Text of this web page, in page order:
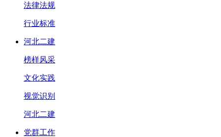
法律法规
行业标准
河北二建
榜样风采
文化实践
视觉识别
河北二建
党群工作